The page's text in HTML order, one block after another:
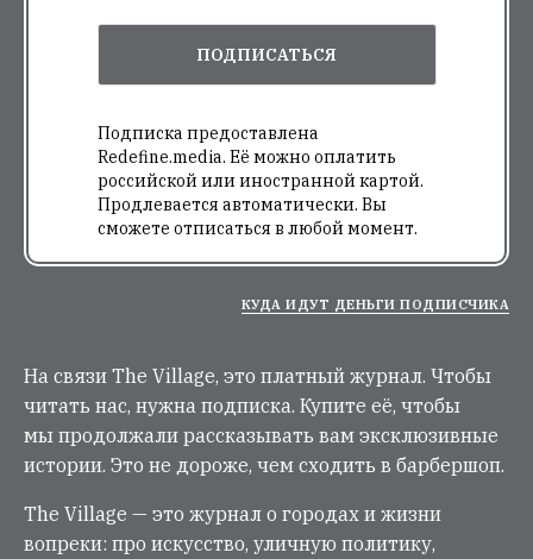
ПОДПИСАТЬСЯ
Подписка предоставлена
Redefine.media. Её можно оплатить
российской или иностранной картой.
Продлевается автоматически. Вы
сможете отписаться в любой момент.
КУДА ИДУТ ДЕНЬГИ ПОДПИСЧИКА
На связи The Village, это платный журнал. Чтобы
читать нас, нужна подписка. Купите её, чтобы
мы продолжали рассказывать вам эксклюзивные
истории. Это не дороже, чем сходить в барбершоп.
The Village — это журнал о городах и жизни
вопреки: про искусство, уличную политику,